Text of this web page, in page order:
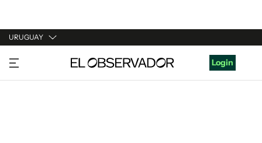
URUGUAY
URUGUAY
ARGENTINA
Login